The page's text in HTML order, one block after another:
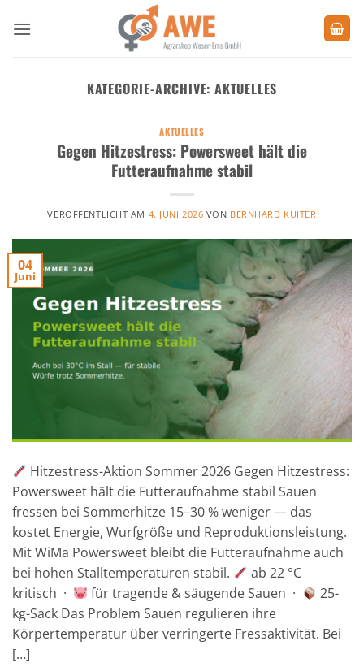
Inhalt
KATEGORIE-ARCHIVE: AKTUELLES
AKTUELLES
Gegen Hitzestress: Powersweet hält die
Futteraufnahme stabil
VERÖFFENTLICHT AM 4. JUNI 2026 VON BERNHARD KUITER
04
Juni
Hitzestress-Aktion Sommer 2026 Gegen Hitzestress:
Powersweet hält die Futteraufnahme stabil Sauen
fressen bei Sommerhitze 15–30 % weniger — das
kostet Energie, Wurfgröße und Reproduktionsleistung.
Mit WiMa Powersweet bleibt die Futteraufnahme auch
bei hohen Stalltemperaturen stabil.
ab 22 °C
kritisch ·
für tragende & säugende Sauen ·
25-
kg-Sack Das Problem Sauen regulieren ihre
Körpertemperatur über verringerte Fressaktivität. Bei
[…]